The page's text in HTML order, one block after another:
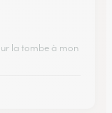
la tombe à mon